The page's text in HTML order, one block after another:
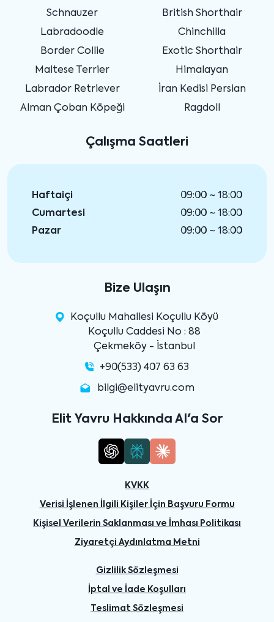
Schnauzer
Labradoodle
Border Collie
Maltese Terrier
Labrador Retriever
Alman Çoban Köpeği
British Shorthair
Chinchilla
Exotic Shorthair
Himalayan
İran Kedisi Persian
Ragdoll
Çalışma Saatleri
Haftaiçi
09:00 ~ 18:00
Cumartesi
09:00 ~ 18:00
Pazar
09:00 ~ 18:00
Bize Ulaşın
Koçullu Mahallesi Koçullu Köyü
Koçullu Caddesi No : 88
Çekmeköy - İstanbul
+90(533) 407 63 63
bilgi@elityavru.com
Elit Yavru Hakkında AI'a Sor
KVKK
Verisi İşlenen İlgili Kişiler İçin Başvuru Formu
Kişisel Verilerin Saklanması ve İmhası Politikası
Ziyaretçi Aydınlatma Metni
Gizlilik Sözleşmesi
İptal ve İade Koşulları
Teslimat Sözleşmesi